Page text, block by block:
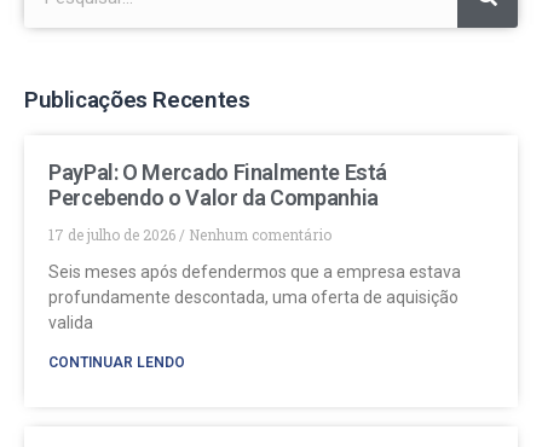
Publicações Recentes
PayPal: O Mercado Finalmente Está
Percebendo o Valor da Companhia
17 de julho de 2026
Nenhum comentário
Seis meses após defendermos que a empresa estava
profundamente descontada, uma oferta de aquisição
valida
CONTINUAR LENDO